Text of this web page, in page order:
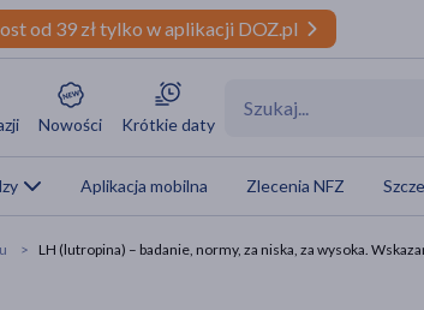
od 39 zł tylko w aplikacji DOZ.pl
Nowości Krótkie daty
Aplikacja mobilna Zlecenia NFZ
LH (lutropina) – badanie, normy, za niska, za wysoka.